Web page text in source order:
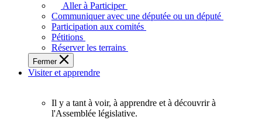
plein
potentiel,
l'Assemblée
a
besoin
de
Aller à Participer
Communiquer avec une députée ou un député
Participation aux comités
Pétitions
Réserver les terrains
Fermer
Visiter et apprendre
Il y a tant à voir, à apprendre et à découvrir à
l'Assemblée législative.